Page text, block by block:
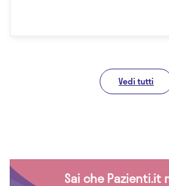
Vedi tutti
Sai che Pazienti.it